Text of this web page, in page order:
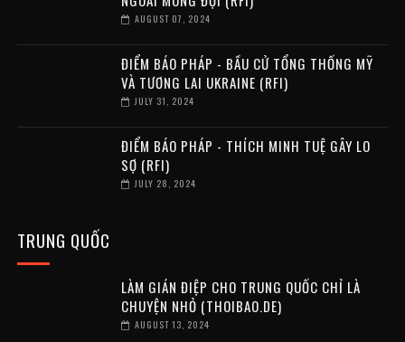
AUGUST 07, 2024
ĐIỂM BÁO PHÁP - BẦU CỬ TỔNG THỐNG MỸ
VÀ TƯƠNG LAI UKRAINE (RFI)
JULY 31, 2024
ĐIỂM BÁO PHÁP - THÍCH MINH TUỆ GÂY LO
SỢ (RFI)
JULY 28, 2024
TRUNG QUỐC
LÀM GIÁN ĐIỆP CHO TRUNG QUỐC CHỈ LÀ
CHUYỆN NHỎ (THOIBAO.DE)
AUGUST 13, 2024